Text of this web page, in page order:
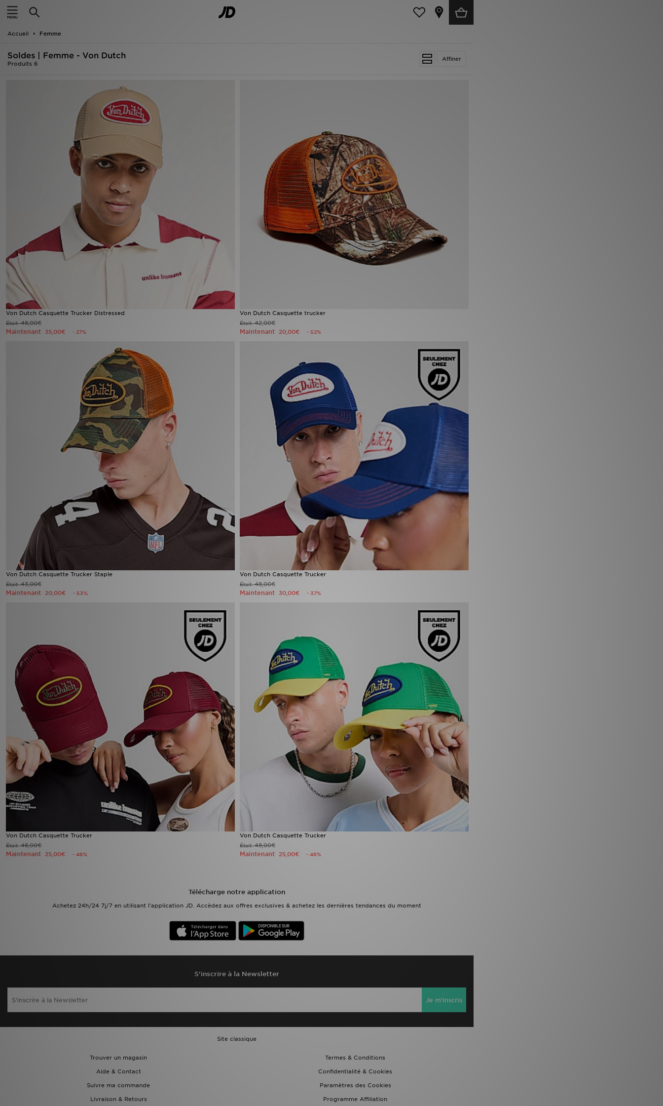
Accueil Femme
Affiner
Soldes | Femme - Von Dutch
Produits 6
Von Dutch Casquette Trucker Distressed
Était48,00€
Maintenant 35,00€ - 27%
Von Dutch Casquette trucker
Était42,00€
Maintenant 20,00€ - 52%
Von Dutch Casquette Trucker Staple
Était43,00€
Maintenant 20,00€ - 53%
Von Dutch Casquette Trucker
Était48,00€
Maintenant 30,00€ - 37%
Von Dutch Casquette Trucker
Était48,00€
Maintenant 25,00€ - 48%
Von Dutch Casquette Trucker
Était48,00€
Maintenant 25,00€ - 48%
Télécharge notre application
Achetez 24h/24 7j/7 en utilisant l'application JD. Accèdez aux offres exclusives & achetez les dernières tendances du moment
S'inscrire à la Newsletter
Je m'inscris
Site classique
Trouver un magasin
Termes & Conditions
Aide & Contact
Confidentialité & Cookies
Suivre ma commande
Paramètres des Cookies
Livraison & Retours
Programme Affiliation
Accueil
Homme
Mon JD
Suivre Ma Commande
Service client
Nos Magasins
Télécharge l'Appli